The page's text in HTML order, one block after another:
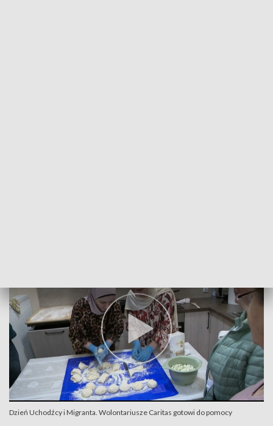
Dzień Uchodźcy i Migranta. Wolontariusze Caritas gotowi do pomocy